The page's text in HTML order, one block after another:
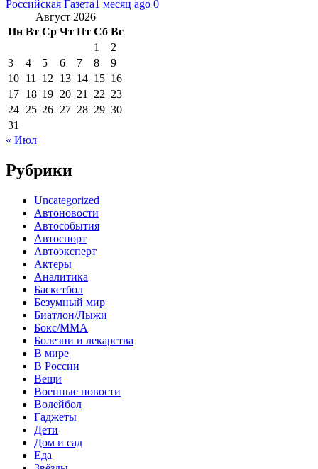
Российская Газета1 месяц ago 0
Август 2026
Пн Вт Ср Чт Пт Сб Вс
1
2
3
4 5 6 7 8
9
10 11 12 13 14 15 16
17 18 19 20 21 22 23
24 25 26 27 28 29 30
31
« Июл
Рубрики
Uncategorized
Автоновости
Автособытия
Автоспорт
Автоэксперт
Актеры
Аналитика
Баскетбол
Безумный мир
Биатлон/Лыжи
Бокс/MMA
Болезни и лекарства
В мире
В России
Вещи
Военные новости
Волейбол
Гаджеты
Дети
Дом и сад
Еда